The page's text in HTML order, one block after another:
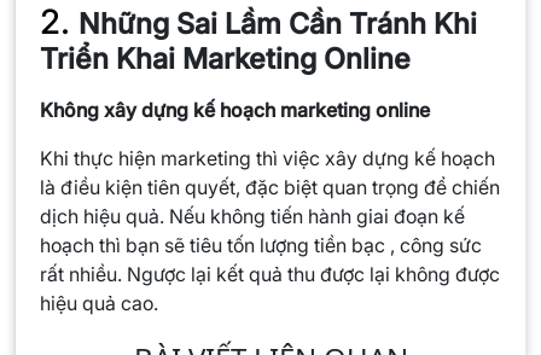
2. Những Sai Lầm Cần Tránh Khi
Triển Khai Marketing Online
Không xây dựng kế hoạch marketing online
Khi thực hiện marketing thì việc xây dựng kế hoạch
là điều kiện tiên quyết, đặc biệt quan trọng để chiến
dịch hiệu quả. Nếu không tiến hành giai đoạn kế
hoạch thì bạn sẽ tiêu tốn lượng tiền bạc , công sức
rất nhiều. Ngược lại kết quả thu được lại không được
hiệu quả cao.